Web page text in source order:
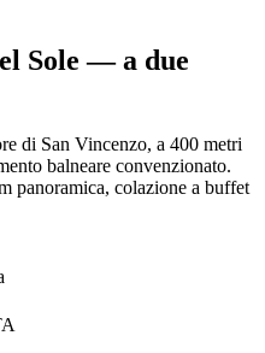
Sole — a due
di San Vincenzo, a 400 metri
balneare convenzionato.
panoramica, colazione a buffet